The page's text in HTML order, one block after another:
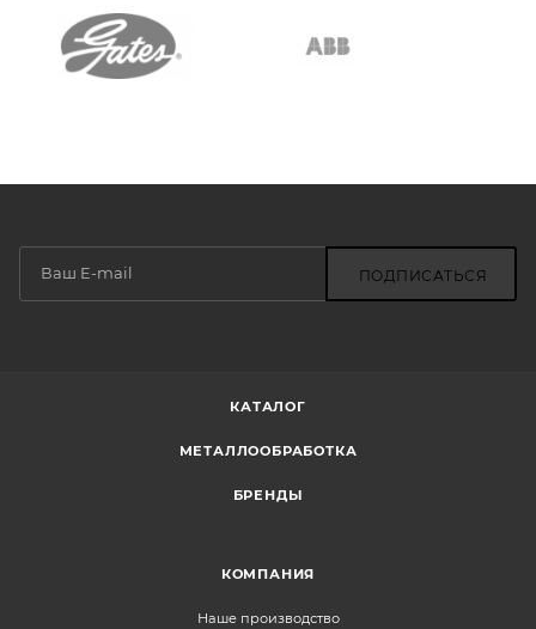
ПОДПИСАТЬСЯ
КАТАЛОГ
МЕТАЛЛООБРАБОТКА
БРЕНДЫ
КОМПАНИЯ
Наше производство